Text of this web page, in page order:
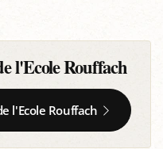
l'Ecole Rouffach
l'Ecole Rouffach